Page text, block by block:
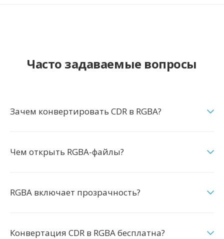
Часто задаваемые вопросы
Зачем конвертировать CDR в RGBA?
Чем открыть RGBA-файлы?
RGBA включает прозрачность?
Конвертация CDR в RGBA бесплатна?